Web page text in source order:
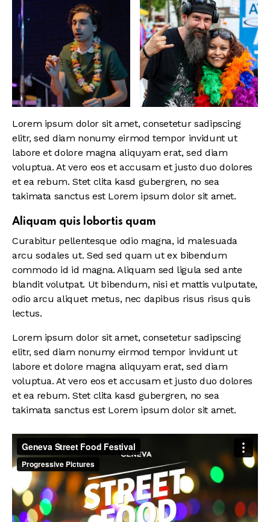
Lorem ipsum dolor sit amet, consetetur sadipscing
elitr, sed diam nonumy eirmod tempor invidunt ut
labore et dolore magna aliquyam erat, sed diam
voluptua. At vero eos et accusam et justo duo dolores
et ea rebum. Stet clita kasd gubergren, no sea
takimata sanctus est Lorem ipsum dolor sit amet.
Aliquam quis lobortis quam
Curabitur pellentesque odio magna, id malesuada
arcu sodales ut. Sed sed quam ut ex bibendum
commodo id id magna. Aliquam sed ligula sed ante
blandit volutpat. Ut bibendum, nisi et mattis vulputate,
odio arcu aliquet metus, nec dapibus risus risus quis
lectus.
Lorem ipsum dolor sit amet, consetetur sadipscing
elitr, sed diam nonumy eirmod tempor invidunt ut
labore et dolore magna aliquyam erat, sed diam
voluptua. At vero eos et accusam et justo duo dolores
et ea rebum. Stet clita kasd gubergren, no sea
takimata sanctus est Lorem ipsum dolor sit amet.